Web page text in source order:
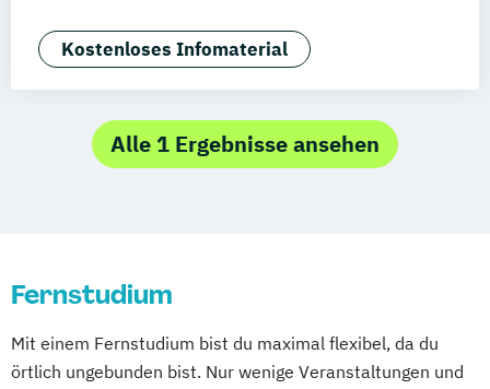
Agrarmanagement
Angewandte Germanistik
Angewandte Psychologie (DE/EN)
Angewandte Psychologie und Beratung
Bauingenieurwesen
Betriebswirt/in im
Gesundheitsmanagement
Kostenloses Infomaterial
Alle 1 Ergebnisse ansehen
Fernstudium
Mit einem Fernstudium bist du maximal flexibel, da du
örtlich ungebunden bist. Nur wenige Veranstaltungen und